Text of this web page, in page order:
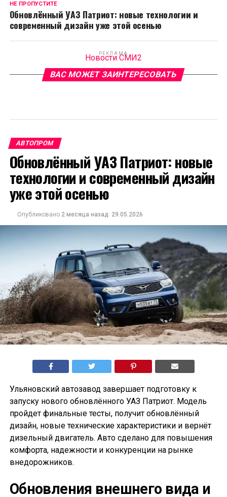
НЕ ПРОПУСТИТЕ
Обновлённый УАЗ Патриот: новые технологии и
современный дизайн уже этой осенью
РЕКЛАМА
Новости СМИ2
ВАС МОЖЕТ ЗАИНТЕРЕСОВАТЬ
АВТОПРОМ
Обновлённый УАЗ Патриот: новые
технологии и современный дизайн
уже этой осенью
Опубликовано 2 месяца назад 29.05.2026
Ульяновский автозавод завершает подготовку к
запуску нового обновлённого УАЗ Патриот. Модель
пройдет финальные тесты, получит обновлённый
дизайн, новые технические характеристики и вернёт
дизельный двигатель. Авто сделано для повышения
комфорта, надежности и конкуренции на рынке
внедорожников.
Обновления внешнего вида и